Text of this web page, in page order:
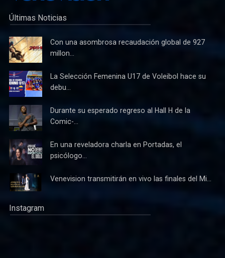
Últimas Noticias
Con una asombrosa recaudación global de 927
millon...
La Selección Femenina U17 de Voleibol hace su
debu...
Durante su esperado regreso al Hall H de la
Comic-...
En una reveladora charla en Portadas, el
psicólogo...
Venevision transmitirán en vivo las finales del Mi...
Instagram